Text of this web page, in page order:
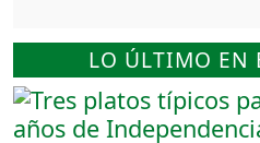
LO ÚLTIMO EN